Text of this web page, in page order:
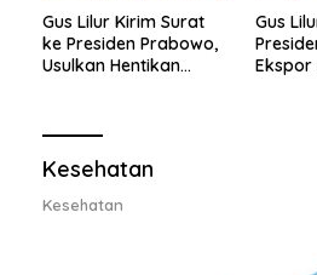
Gus Lilur Kirim Surat
ke Presiden Prabowo,
Usulkan Hentikan
Lobster 50 Gram
Gus
Ekspor
Kesehatan
Kesehatan